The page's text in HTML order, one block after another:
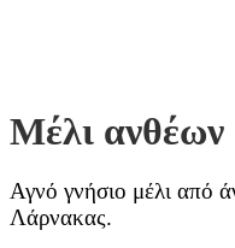
Μέλι ανθέων
Αγνό γνήσιο μέλι από
Λάρνακας.